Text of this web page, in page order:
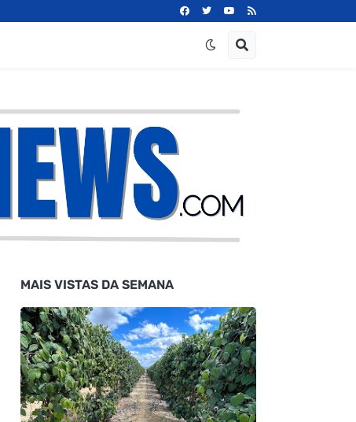
MAIS VISTAS DA SEMANA